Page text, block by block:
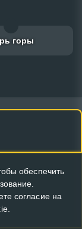
горы
обеспечить
согласие на